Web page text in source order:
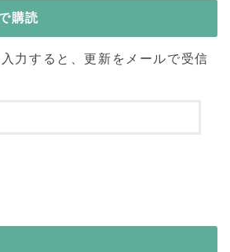
購読
力すると、更新をメールで受信